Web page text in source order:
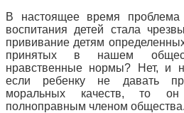
В настоящее время проблема
воспитания детей стала
прививание детям
принятых в нашем
нравственные нормы? Нет, и
если ребенку не давать
моральных качеств, то
полноправным членом общества.